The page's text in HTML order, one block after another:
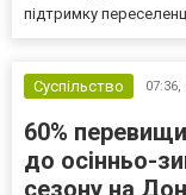
підтримку
Суспільство 07:36,
60%
до осінньо-
сезону на